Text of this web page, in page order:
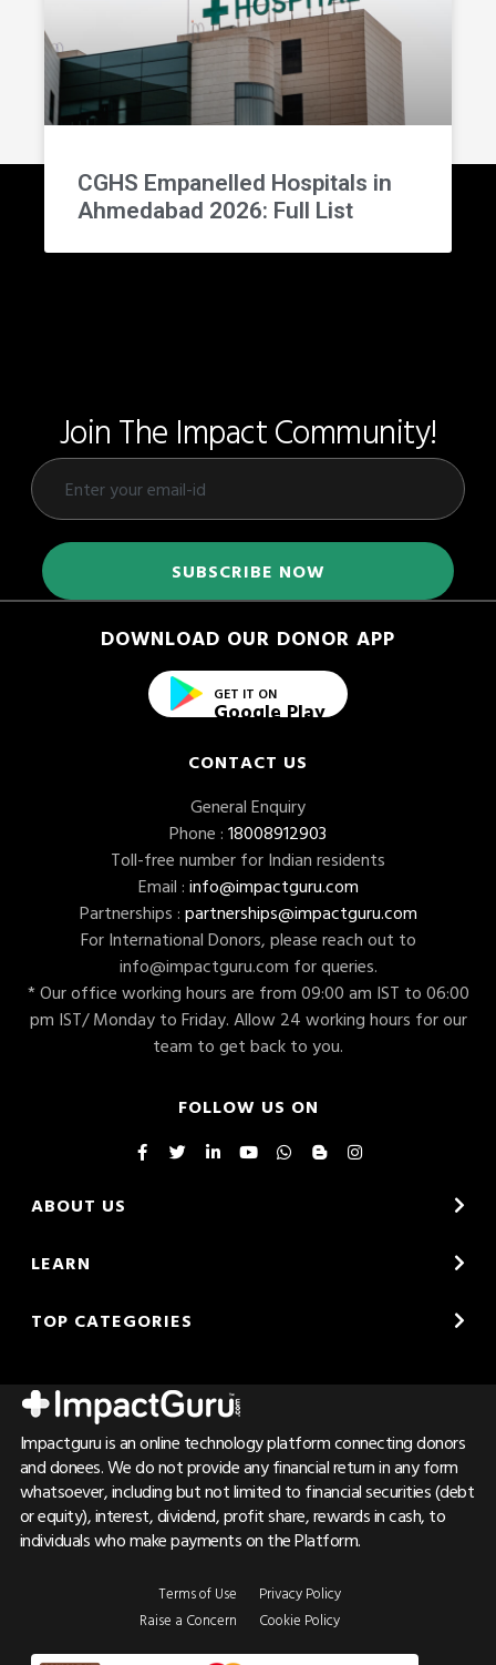
CGHS Empanelled Hospitals in
Ahmedabad 2026: Full List
Join The Impact Community!
DOWNLOAD OUR DONOR APP
GET IT ON
Google Play
CONTACT US
General Enquiry
Phone : 18008912903
Toll-free number for Indian residents
Email : info@impactguru.com
Partnerships : partnerships@impactguru.com
For International Donors, please reach out to
info@impactguru.com for queries.
* Our office working hours are from 09:00 am IST to 06:00
pm IST/ Monday to Friday. Allow 24 working hours for our
team to get back to you.
FOLLOW US ON
ABOUT US
LEARN
TOP CATEGORIES
Impactguru is an online technology platform connecting donors
and donees. We do not provide any financial return in any form
whatsoever, including but not limited to financial securities (debt
or equity), interest, dividend, profit share, rewards in cash, to
individuals who make payments on the Platform.
Terms of Use
Raise a Concern
Privacy Policy
Cookie Policy